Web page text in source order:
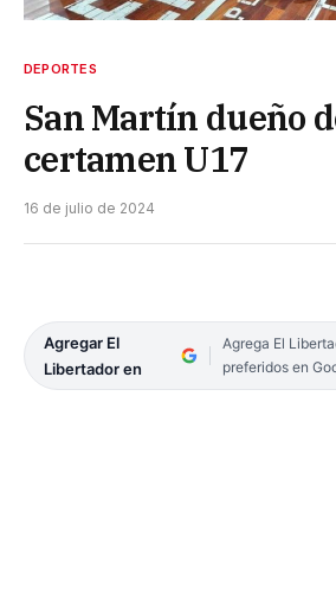
DEPORTES
San Martín dueño
certamen U17
16 de julio de 2024
Agregar El
Libertador en
Agrega El
preferidos en